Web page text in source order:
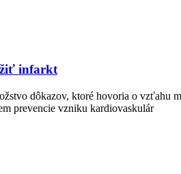
infarkt
dôkazov, ktoré hovoria o vzťahu
prevencie vzniku kardiovaskulár